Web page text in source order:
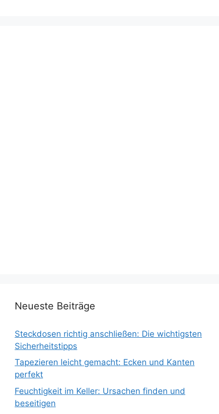
Neueste Beiträge
Steckdosen richtig anschließen: Die wichtigsten
Sicherheitstipps
Tapezieren leicht gemacht: Ecken und Kanten
perfekt
Feuchtigkeit im Keller: Ursachen finden und
beseitigen